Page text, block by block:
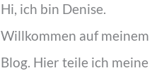
Hi, ich bin Denise.
Willkommen auf meinem
Blog. Hier teile ich meine